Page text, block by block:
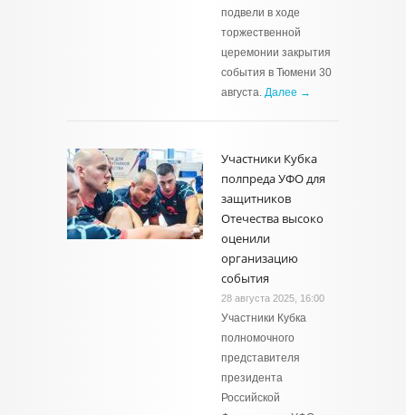
подвели в ходе
торжественной
церемонии закрытия
события в Тюмени 30
августа. Далее →
Участники Кубка
полпреда УФО для
защитников
Отечества высоко
оценили
организацию
события
28 августа 2025, 16:00
Участники Кубка
полномочного
представителя
президента
Российской